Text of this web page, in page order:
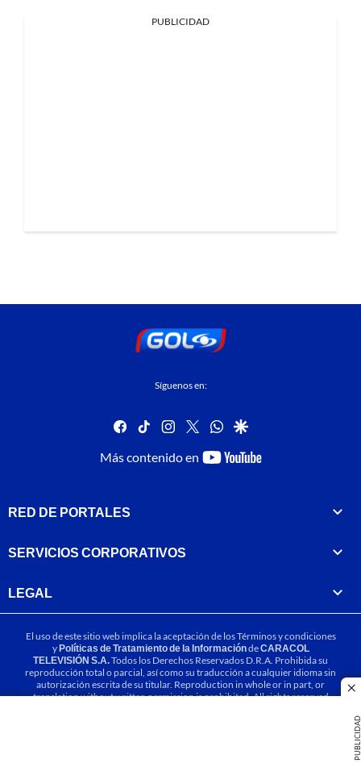
PUBLICIDAD
PUBLICIDAD
Síguenos en:
facebook
tiktok instagram
twitterwhatsapp
google
Más contenido en
youtube-
RED DE PORTALES
SERVICIOS CORPORATIVOS
LEGAL
El uso de este sitio web implica la aceptación de losTérminos y condiciones
yPolíticas de Tratamiento de la InformacióndeCARACOL
TELEVISIÓN S.A.Todos los Derechos Reservados D.R.A. Prohibida su
reproducción total o parcial, así como su traducción a cualquier idioma sin
autorización escrita de su titular. Reproduction in whole or in part, or
translation without written permission is prohibited. All rights reserved